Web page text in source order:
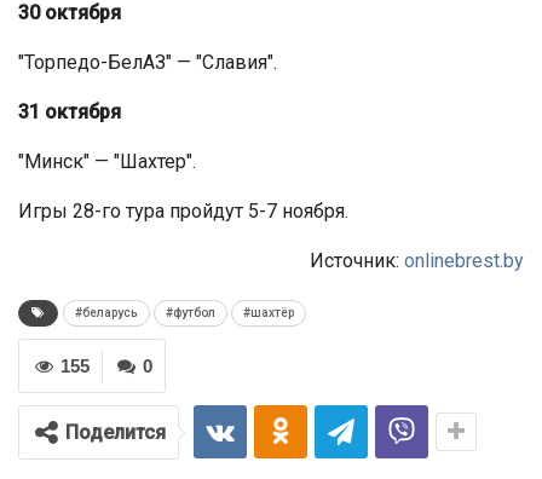
30 октября
"Торпедо-БелАЗ" — "Славия".
31 октября
"Минск" — "Шахтер".
Игры 28-го тура пройдут 5-7 ноября.
Источник: onlinebrest.by
#беларусь #футбол #шахтёр
0
155
Поделится